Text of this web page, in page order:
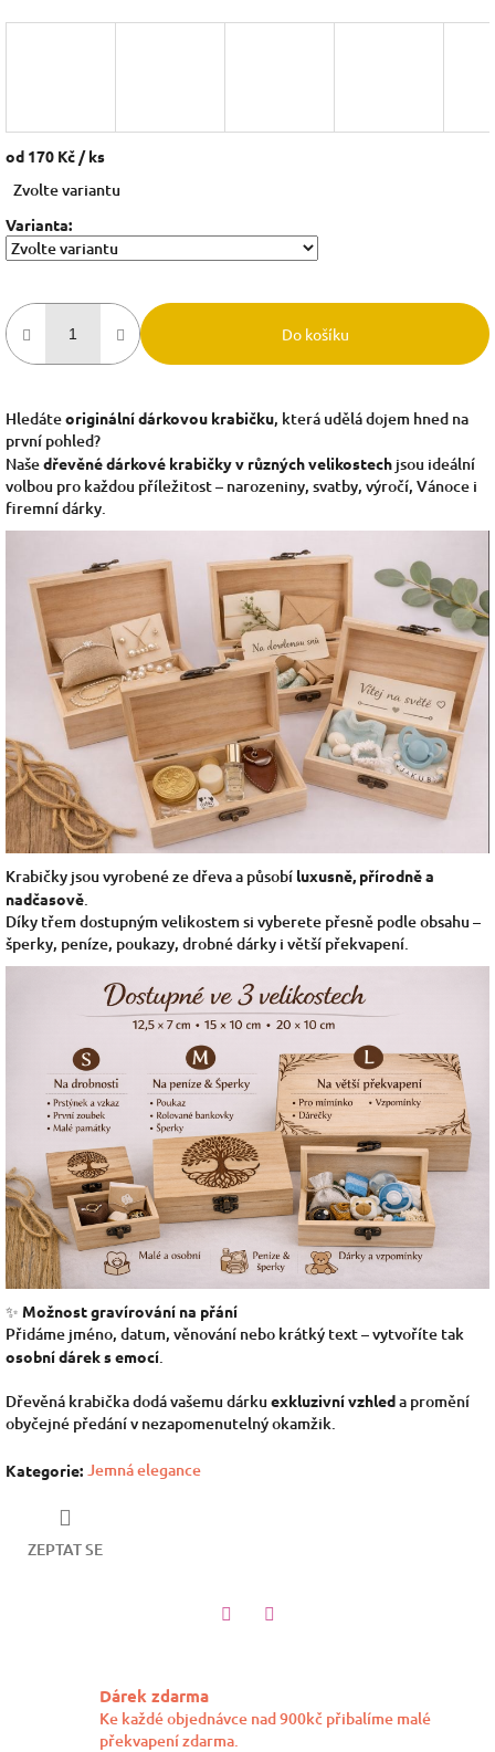
od 170 Kč / ks
cena:
Zvolte variantu
Varianta:
Do košíku
Hledáteoriginální dárkovou krabičku, která udělá dojem hned na
první pohled?
Našedřevěné dárkové krabičky v různých velikostech jsou ideální
volbou pro každou příležitost – narozeniny, svatby, výročí, Vánoce i
firemní dárky.
Krabičky jsou vyrobené ze dřeva a působí luxusně, přírodně a
nadčasově
Díky třem dostupným velikostem si vyberete přesně podle obsahu –
šperky, peníze, poukazy, drobné dárky i větší překvapení.
✨ Možnost gravírování na přání
Přidáme jméno, datum, věnování nebo krátký text – vytvoříte tak
osobní dárek s emocí
Dřevěná krabička dodá vašemu dárku exkluzivní vzhleda promění
obyčejné předání v nezapomenutelný okamžik.
Kategorie: Jemná elegance
ZEPTAT SE
Dárek zdarma
Ke každé objednávce nad 900kč přibalíme malé
překvapení zdarma.